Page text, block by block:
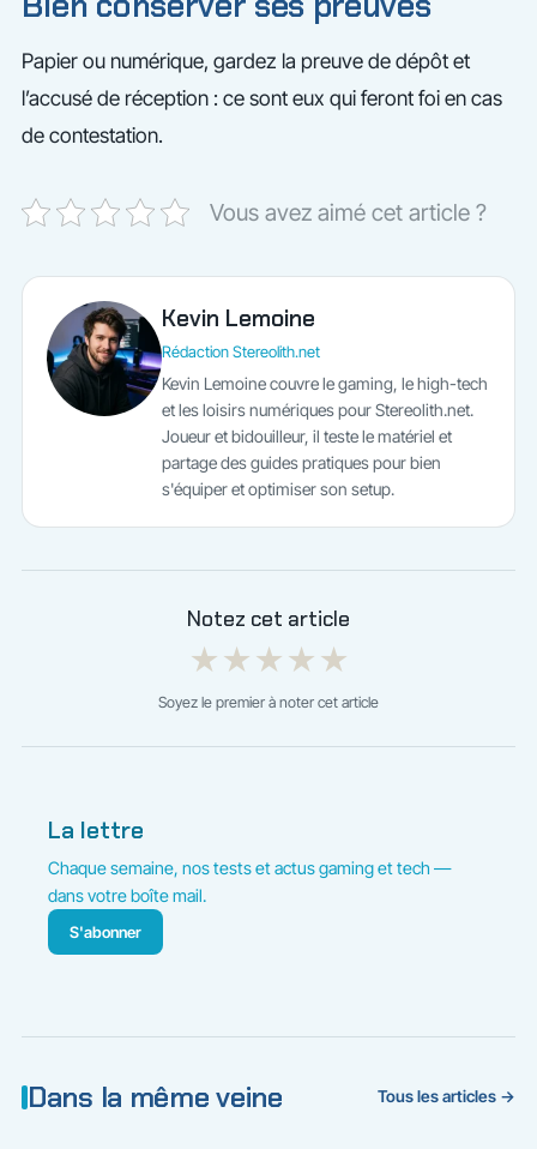
Papier ou numérique, gardez la preuve de dépôt et
l’accusé de réception : ce sont eux qui feront foi en cas
de contestation.
Vous avez aimé cet article ?
Kevin Lemoine
Rédaction Stereolith.net
Kevin Lemoine couvre le gaming, le high-tech
et les loisirs numériques pour Stereolith.net.
Joueur et bidouilleur, il teste le matériel et
partage des guides pratiques pour bien
s'équiper et optimiser son setup.
Notez cet article
★★★★★
Soyez le premier à noter cet article
La lettre
Chaque semaine, nos tests et actus gaming et tech —
dans votre boîte mail.
S'abonner
Dans la même veine Tous les articles →